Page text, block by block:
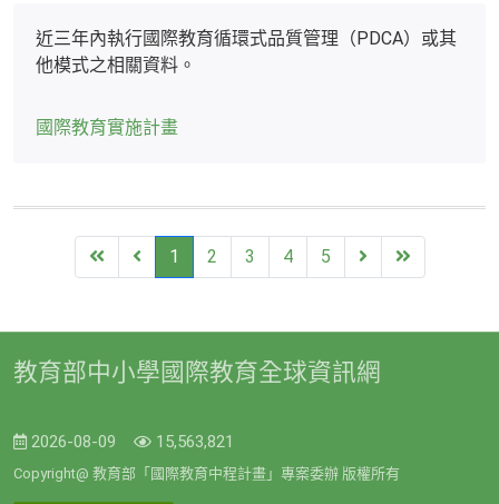
近三年內執行國際教育循環式品質管理（PDCA）或其
他模式之相關資料。
國際教育實施計畫
FirstPrevious
1 2 3 4 5 Next End
教育部中小學國際教育全球資訊網
2026-08-09 15,563,821
Copyright@ 教育部「國際教育中程計畫」專案委辦 版權所有